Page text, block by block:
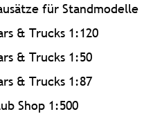
für Standmodelle
& Trucks 1:120
& Trucks 1:50
& Trucks 1:87
Shop 1:500